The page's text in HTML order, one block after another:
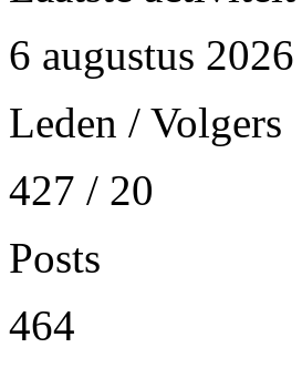
6 augustus 2026
Leden / Volgers
427 / 20
Posts
464